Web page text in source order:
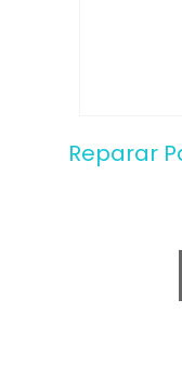
Reparar